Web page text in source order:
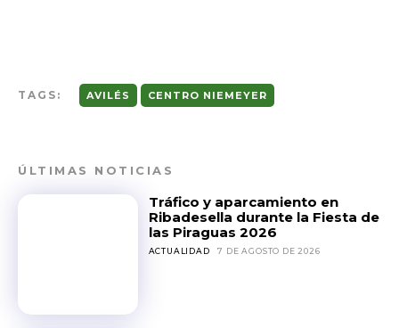
TAGS: AVILÉS CENTRO NIEMEYER
ÚLTIMAS NOTICIAS
Tráfico y aparcamiento en
Ribadesella durante la Fiesta de
las Piraguas 2026
ACTUALIDAD 7 DE AGOSTO DE 2026